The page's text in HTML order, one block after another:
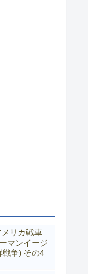
リカ戦車
マンイージ
戦争) その4